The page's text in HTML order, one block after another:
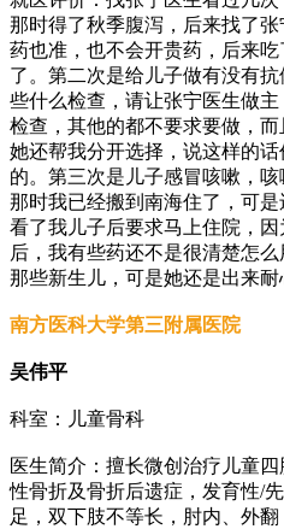
那时得了秋季腹泻，后来找了
药也准，也不会开贵药，后来
了。第二次是给儿子做有没有
些什么检查，请让张宁医生做
检查，其他的都不要求要做，而
她还帮我分开选择，说这样的
的。第三次是儿子感冒咳嗽，
那时我已经搬到南海住了，可
看了我儿子后要求马上住院，
后，我有些药还不是很清楚怎
那些新生儿，可是她还是出来耐
南方医科大学第三附属医院
吴伟平
科室：儿童骨科
医生简介：擅长微创治疗儿童
性骨折及骨折后遗症，发育性/
足，双下肢不等长，肘内、外